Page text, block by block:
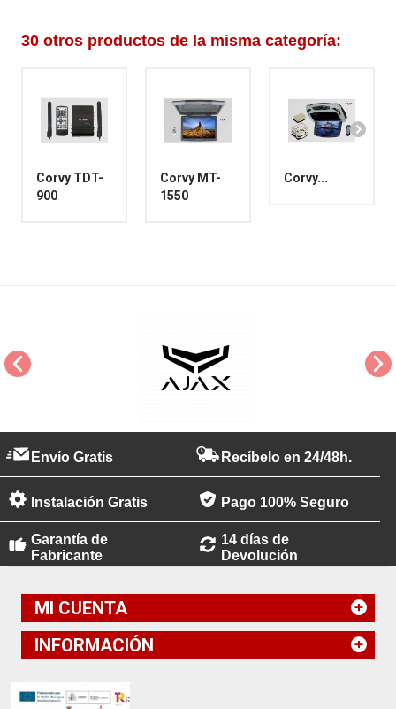
30 otros productos de la misma categoría:
Corvy TDT-
900
Corvy MT-
1550
Corvy...
Envío Gratis Recíbelo en 24/48h.
Instalación Gratis Pago 100% Seguro
Garantía de
Fabricante
14 días de
Devolución
MI CUENTA
INFORMACIÓN